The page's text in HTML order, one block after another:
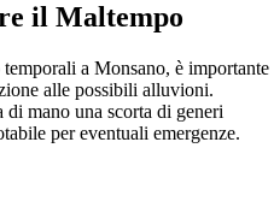
il Maltempo
a Monsano, è importante
alle possibili alluvioni.
di mano una scorta di generi
per eventuali emergenze.